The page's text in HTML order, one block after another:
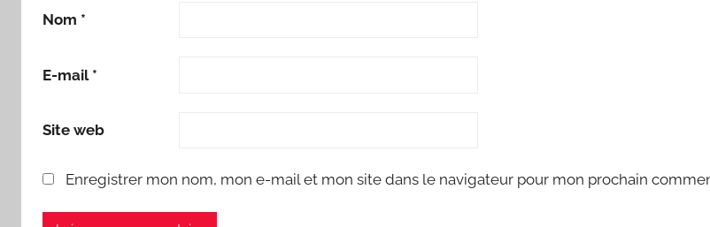
Nom *
E-mail *
Site web
Enregistrer mon nom, mon e-mail et mon site dans le navigateur pour mon prochain